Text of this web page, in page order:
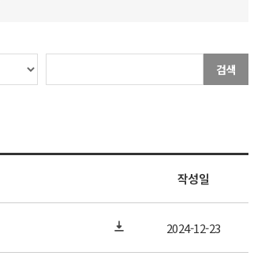
검색
작성일
2024-12-23